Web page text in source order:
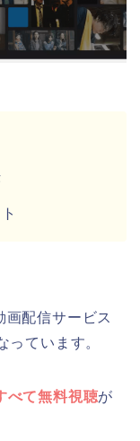
配信サービス
っています。
べて無料視聴が